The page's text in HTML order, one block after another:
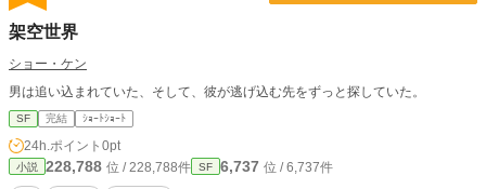
架空世界
ショー・ケン
男は追い込まれていた、そして、彼が逃げ込む先をずっと探していた。
SF 完結 ｼｮｰﾄｼｮｰﾄ
24h.ポイント 0pt
小説 228,788 位 / 228,788件 SF 6,737 位 / 6,737件